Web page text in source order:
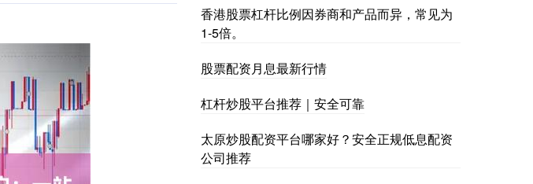
香港股票杠杆比例因券商和产品而异，常见为
1-5倍。
股票配资月息最新行情
杠杆炒股平台推荐｜安全可靠
太原炒股配资平台哪家好？安全正规低息配资
公司推荐